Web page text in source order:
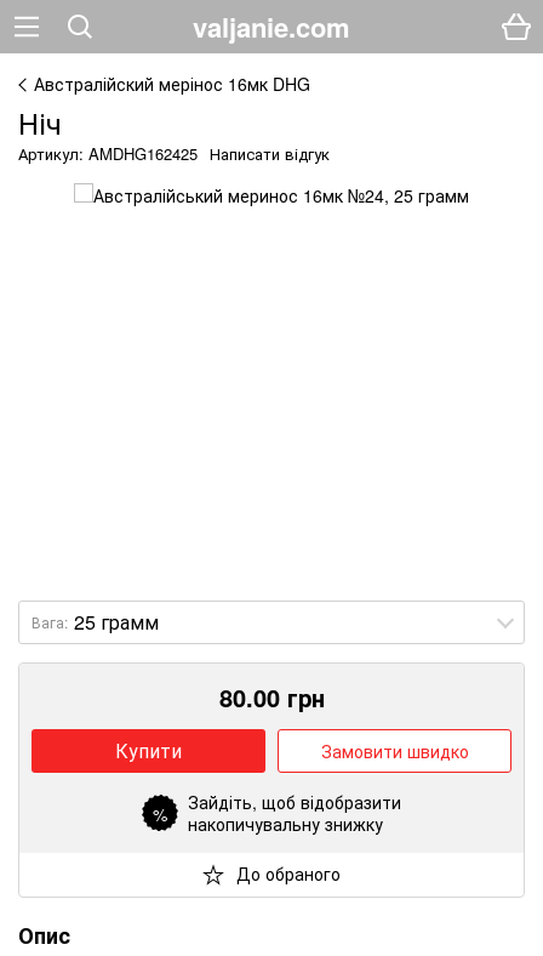
Австралійский мерінос 16мк DHG
Ніч
Артикул: AMDHG162425 Написати відгук
Вага:
80.00грн
Купити Замовити швидко
% Зайдіть, щоб відобразити
накопичувальну знижку
До обраного
Опис
valjanie.com